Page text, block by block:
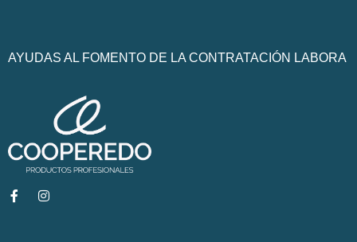
AYUDAS AL FOMENTO DE LA CONTRATACIÓN LABORA